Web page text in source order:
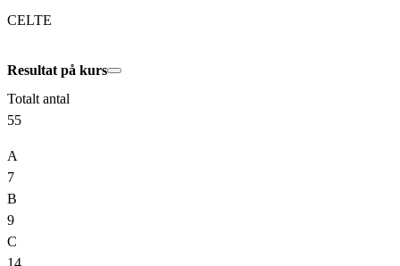
CELTE
Resultat på kurs
Totalt antal
55
A
7
B
9
C
14